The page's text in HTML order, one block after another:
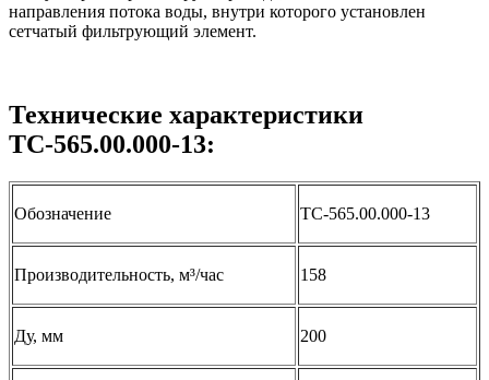
направления потока воды, внутри которого установлен
сетчатый фильтрующий элемент.
Технические характеристики
ТС-565.00.000-13:
Обозначение ТС-565.00.000-13
Производительность, м³/час 158
Ду, мм 200